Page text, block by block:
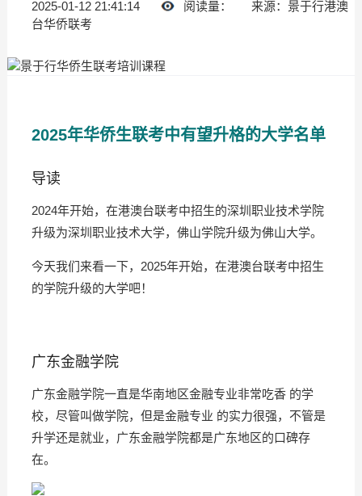
2025-01-12 21:41:14 阅读量：
来源：景于行港澳
台华侨联考
2025年华侨生联考中有望升格的大学名单
导读
2024年开始，在港澳台联考中招生的深圳职业技术学院
升级为深圳职业技术大学，佛山学院升级为佛山大学。
今天我们来看一下，2025年开始，在港澳台联考中招生
的学院升级的大学吧！
广东金融学院
广东金融学院一直是华南地区金融专业非常吃香 的学
校，尽管叫做学院，但是金融专业 的实力很强，不管是
升学还是就业，广东金融学院都是广东地区的口碑存
在。